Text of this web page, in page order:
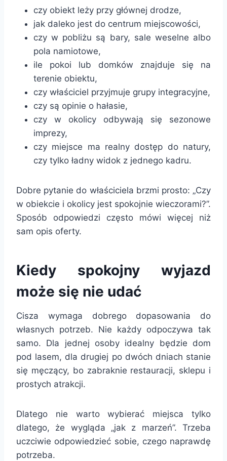
czy obiekt leży przy głównej drodze,
jak daleko jest do centrum miejscowości,
czy w pobliżu są bary, sale weselne albo
pola namiotowe,
ile pokoi lub domków znajduje się na
terenie obiektu,
czy właściciel przyjmuje grupy integracyjne,
czy są opinie o hałasie,
czy w okolicy odbywają się sezonowe
imprezy,
czy miejsce ma realny dostęp do natury,
czy tylko ładny widok z jednego kadru.
Dobre pytanie do właściciela brzmi prosto: „Czy
w obiekcie i okolicy jest spokojnie wieczorami?”.
Sposób odpowiedzi często mówi więcej niż
sam opis oferty.
Kiedy spokojny wyjazd
może się nie udać
Cisza wymaga dobrego dopasowania do
własnych potrzeb. Nie każdy odpoczywa tak
samo. Dla jednej osoby idealny będzie dom
pod lasem, dla drugiej po dwóch dniach stanie
się męczący, bo zabraknie restauracji, sklepu i
prostych atrakcji.
Dlatego nie warto wybierać miejsca tylko
dlatego, że wygląda „jak z marzeń”. Trzeba
uczciwie odpowiedzieć sobie, czego naprawdę
potrzeba.